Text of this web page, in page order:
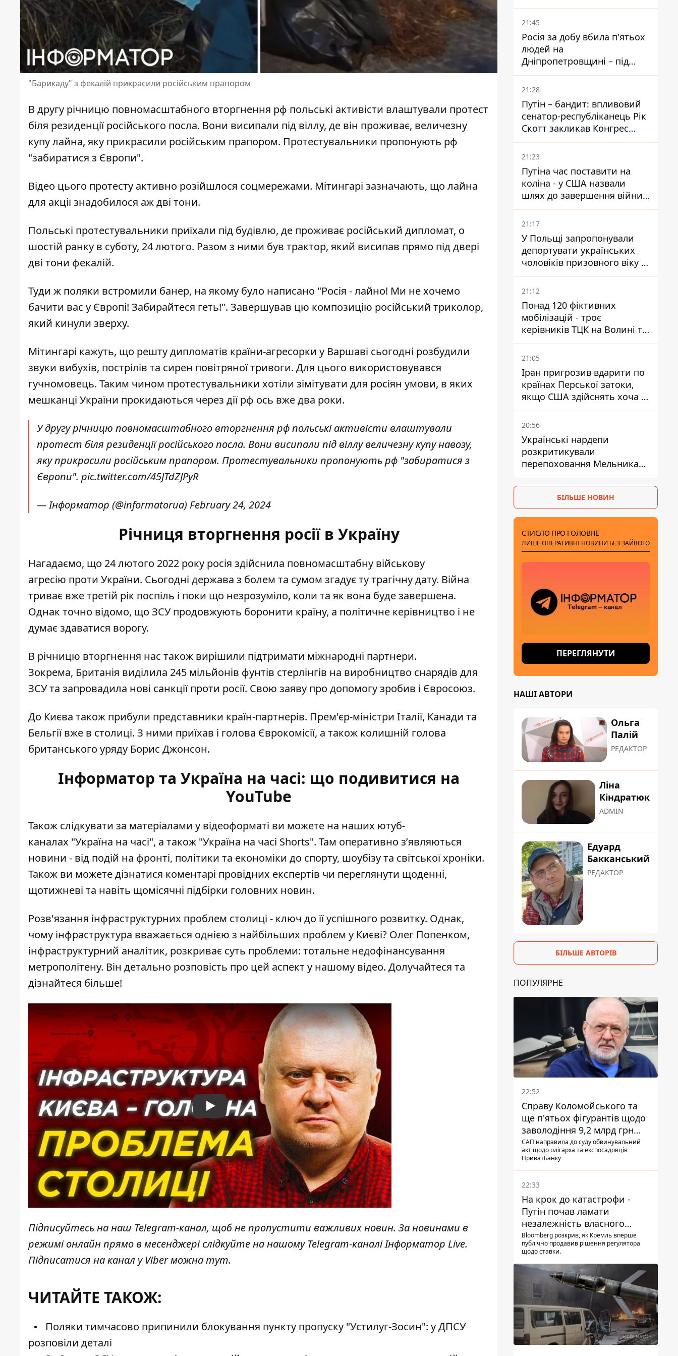
"Барикаду" з фекалій прикрасили російським прапором
В другу річницю повномасштабного вторгнення рф польські активісти влаштували протест
біля резиденції російського посла. Вони висипали під віллу, де він проживає, величезну
купу лайна, яку прикрасили російським прапором. Протестувальники пропонують рф
"забиратися з Європи".
Відео цього протесту активно розійшлося соцмережами. Мітингарі зазначають, що лайна
для акції знадобилося аж дві тони.
Польські протестувальники приїхали під будівлю, де проживає російський дипломат, о
шостій ранку в суботу, 24 лютого. Разом з ними був трактор, який висипав прямо під двері
дві тони фекалій.
Туди ж поляки встромили банер, на якому було написано "Росія - лайно! Ми не хочемо
бачити вас у Європі! Забирайтеся геть!". Завершував цю композицію російський триколор,
який кинули зверху.
Мітингарі кажуть, що решту дипломатів країни-агресорки у Варшаві сьогодні розбудили
звуки вибухів, пострілів та сирен повітряної тривоги. Для цього використовувався
гучномовець. Таким чином протестувальники хотіли зімітувати для росіян умови, в яких
мешканці України прокидаються через дії рф ось вже два роки.
У другу річницю повномасштабного вторгнення рф польські активісти влаштували
протест біля резиденції російського посла. Вони висипали під віллу величезну купу навозу,
яку прикрасили російським прапором. Протестувальники пропонують рф "забиратися з
Європи". pic.twitter.com/45JTdZJPyR
— Інформатор (@informatorua) February 24, 2024
Річниця вторгнення росії в Україну
Нагадаємо, що 24 лютого 2022 року росія здійснила повномасштабну військову
агресію проти України. Сьогодні держава з болем та сумом згадує ту трагічну дату. Війна
триває вже третій рік поспіль і поки що незрозуміло, коли та як вона буде завершена.
Однак точно відомо, що ЗСУ продовжують боронити країну, а політичне керівництво і не
думає здаватися ворогу.
В річницю вторгнення нас також вирішили підтримати міжнародні партнери.
Зокрема, Британія виділила 245 мільйонів фунтів стерлінгів на виробництво снарядів для
ЗСУ та запровадила нові санкціїпроти росії. Свою заяву про допомогузробив і Євросоюз.
До Києва також прибули представники країн-партнерів. Прем'єр-міністри Італії, Канади та
Бельгії вже в столиці. З ними приїхав і голова Єврокомісії, а також колишній голова
британського уряду Борис Джонсон.
Інформатор та Україна на часі: що подивитися на
YouTube
Також слідкувати за матеріалами у відеоформаті ви можете на наших ютуб-
каналах "Україна на часі", а також "Україна на часі Shorts". Там оперативно зʼявляються
новини - від подій на фронті, політики та економіки до спорту, шоубізу та світської хроніки.
Також ви можете дізнатися коментарі провідних експертів чи переглянути щоденні,
щотижневі та навіть щомісячні підбірки головних новин.
Розв'язання інфраструктурних проблем столиці - ключ до її успішного розвитку. Однак,
чому інфраструктура вважається однією з найбільших проблем у Києві? Олег Попенком,
інфраструктурний аналітик, розкриває суть проблеми: тотальне недофінансування
метрополітену. Він детально розповість про цей аспект у нашому відео. Долучайтеся та
дізнайтеся більше!
Play
Підписуйтесь на наш Telegram-канал, щоб не пропустити важливих новин. За новинами в
режимі онлайн прямо в месенджері слідкуйте на нашому Telegram-каналіІнформатор Live.
Підписатися на канал у Viber можнатут.
ЧИТАЙТЕ ТАКОЖ:
Поляки тимчасово припинили блокування пункту пропуску "Устилуг-Зосин": у ДПСУ
розповіли деталі
біль – він очолив народне
голосування
21:45
Росія за добу вбила п'ятьох
людей на
Дніпропетровщині – під
ударами опинилися п'ять
районів області
21:28
Путін – бандит: впливовий
сенатор-республіканець Рік
Скотт закликав Конгрес
притягнути РФ до
відповідальності за війну в
Україні
21:23
Путіна час поставити на
коліна - у США назвали
шлях до завершення війни -
National Security Journal
21:17
У Польщі запропонували
депортувати українських
чоловіків призовного віку -
кого це може торкнутися
21:12
Понад 120 фіктивних
мобілізацій - троє
керівників ТЦК на Волині та
Буковині отримали підозри
за фейкові звіти
21:05
Іран пригрозив вдарити по
країнах Перської затоки,
якщо США здійснять хоча б
одну атаку - Reuters
20:56
Українські нардепи
розкритикували
перепоховання Мельника
ізоляції
БІЛЬШЕ НОВИН
СТИСЛО ПРО ГОЛОВНЕ
ЛИШЕ ОПЕРАТИВНІ НОВИНИ БЕЗ ЗАЙВОГО
ПЕРЕГЛЯНУТИ
НАШІ АВТОРИ
Ольга
Палій
РЕДАКТОР
Ліна
Кіндратюк
ADMIN
Едуард
Бакканський
РЕДАКТОР
БІЛЬШЕ АВТОРІВ
ПОПУЛЯРНЕ
22:52
Справу Коломойського та
ще п'ятьох фігурантів щодо
заволодіння 9,2 млрд грн
ПриватБанку скерували до
суду
САП направила до суду обвинувальний
акт щодо олігарха та експосадовців
ПриватБанку
22:33
На крок до катастрофи -
Путін почав ламати
незалежність власного
Центробанку, змусивши
знизити базову ставку
Bloomberg розкрив, як Кремль вперше
публічно продавив рішення регулятора
щодо ставки.